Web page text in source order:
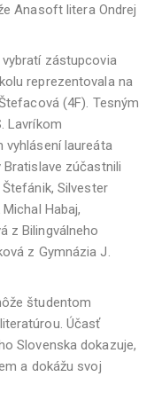
Anasoft litera Ondrej
zástupcovia
reprezentovala na
(4F). Tesným
Lavríkom
vyhlásení laureáta
zúčastnili
Silvester
Habaj,
z Bilingválneho
z Gymnázia J.
študentom
Účasť
Slovenska dokazuje,
a dokážu svoj